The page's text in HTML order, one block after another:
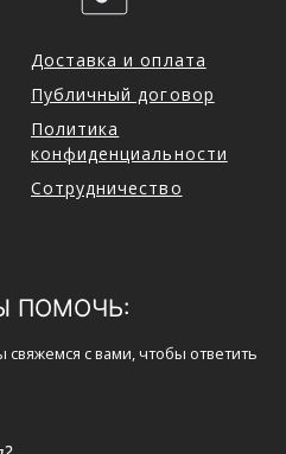
Доставка и оплата
Публичный договор
Политика
конфиденциальности
Сотрудничество
ПОМОЧЬ:
свяжемся с вами, чтобы ответить